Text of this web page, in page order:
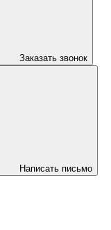
Заказать звонок
Написать письмо